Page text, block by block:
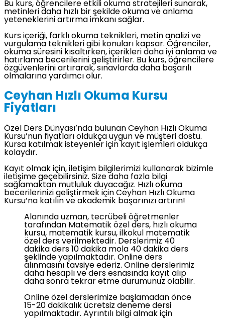
Bu kurs, öğrencilere etkili okuma stratejileri sunarak,
metinleri daha hızlı bir şekilde okuma ve anlama
yeteneklerini artırma imkanı sağlar.
Kurs içeriği, farklı okuma teknikleri, metin analizi ve
vurgulama teknikleri gibi konuları kapsar. Öğrenciler,
okuma süresini kısaltırken, içerikleri daha iyi anlama ve
hatırlama becerilerini geliştirirler. Bu kurs, öğrencilere
özgüvenlerini artırarak, sınavlarda daha başarılı
olmalarına yardımcı olur.
Ceyhan Hızlı Okuma Kursu
Fiyatları
Özel Ders Dünyası’nda bulunan Ceyhan Hızlı Okuma
Kursu’nun fiyatları oldukça uygun ve müşteri dostu.
Kursa katılmak isteyenler için kayıt işlemleri oldukça
kolaydır.
Kayıt olmak için, iletişim bilgilerimizi kullanarak bizimle
iletişime geçebilirsiniz. Size daha fazla bilgi
sağlamaktan mutluluk duyacağız. Hızlı okuma
becerilerinizi geliştirmek için Ceyhan Hızlı Okuma
Kursu’na katılın ve akademik başarınızı artırın!
Alanında uzman, tecrübeli öğretmenler
tarafından Matematik özel ders, hızlı okuma
kursu, matematik kursu, ilkokul matematik
özel ders verilmektedir. Derslerimiz 40
dakika ders 10 dakika mola 40 dakika ders
şeklinde yapılmaktadır. Online ders
alınmasını tavsiye ederiz. Online derslerimiz
daha hesaplı ve ders esnasında kayıt alıp
daha sonra tekrar etme durumunuz olabilir.
Online özel derslerimize başlamadan önce
15-20 dakikalık ücretsiz deneme dersi
yapılmaktadır. Ayrıntılı bilgi almak için